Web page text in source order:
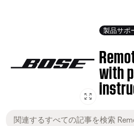
製品サポ
with